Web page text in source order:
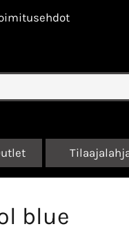
blue